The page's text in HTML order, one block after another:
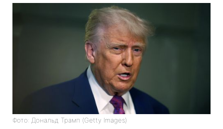
Фото: Дональд Трамп (Getty Images)